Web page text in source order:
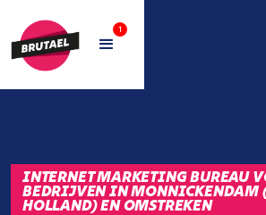
1
INTERNET MARKETING BUREAU
BEDRIJVEN IN MONNICKENDAM
HOLLAND) EN OMSTREKEN